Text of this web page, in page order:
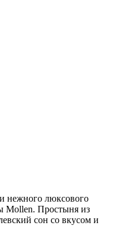
нежного люксового
Mollen. Простыня из
сон со вкусом и